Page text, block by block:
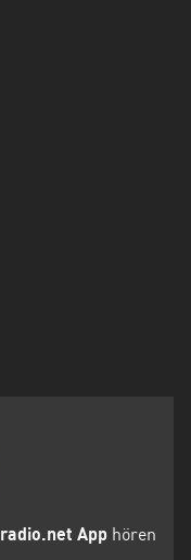
radio.net Apphören